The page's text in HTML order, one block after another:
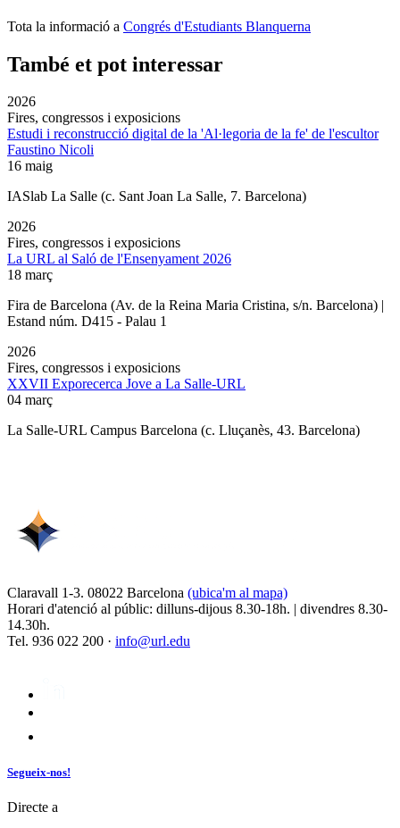
Tota la informació a Congrés d'Estudiants Blanquerna
També et pot interessar
2026
Fires, congressos i exposicions
Estudi i reconstrucció digital de la 'Al·legoria de la fe' de l'escultor
Faustino Nicoli
16 maig
IASlab La Salle (c. Sant Joan La Salle, 7. Barcelona)
2026
Fires, congressos i exposicions
La URL al Saló de l'Ensenyament 2026
18 març
Fira de Barcelona (Av. de la Reina Maria Cristina, s/n. Barcelona) |
Estand núm. D415 - Palau 1
2026
Fires, congressos i exposicions
XXVII Exporecerca Jove a La Salle-URL
04 març
La Salle-URL Campus Barcelona (c. Lluçanès, 43. Barcelona)
Claravall 1-3. 08022 Barcelona (ubica'm al mapa)
Horari d'atenció al públic: dilluns-dijous 8.30-18h. | divendres 8.30-
14.30h.
Tel. 936 022 200 · info@url.edu
Segueix-nos!
Directe a